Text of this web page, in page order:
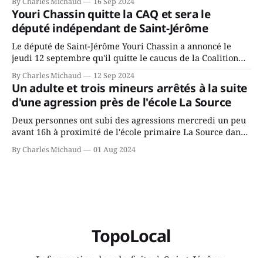
depuis longtemps? Sera-t-il candidat indépendant dans 2
ans? Joindrait-il un autre parti, par exemple les
conservateurs d’Éric Duhaime? Que lui
Youri Chassin quitte la CAQ et sera le
député indépendant de Saint-Jérôme
Le député de Saint-Jérôme Youri Chassin a annoncé le
jeudi 12 septembre qu'il quitte le caucus de la Coalition
gouvernement de la CAQ, surtout de son incapacité, qu'il
juge chronique, à offrir des
By Charles Michaud 12 Sep 2024
Un adulte et trois mineurs arrêtés à la suite
d'une agression près de l'école La Source
Deux personnes ont subi des agressions mercredi un peu
avant 16h à proximité de l'école primaire La Source dans
victimes aurait été écrasée sous un véhicule et aspergée
By Charles Michaud 01 Aug 2024
TopoLocal